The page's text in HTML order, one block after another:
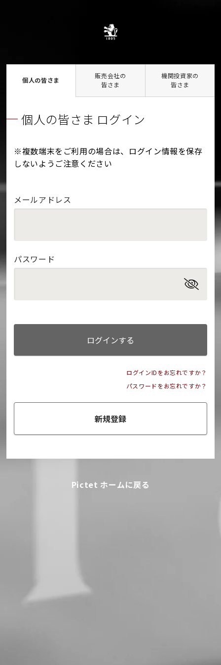
個人の皆さま
販売会社の
皆さま
機関投資家の
皆さま
個人の皆さま ログイン
※複数端末をご利用の場合は、ログイン情報を保存
しないようご注意ください
メールアドレス
パスワード
ログインする
ログインIDをお忘れですか？
パスワードをお忘れですか？
新規登録
Pictet ホームに戻る